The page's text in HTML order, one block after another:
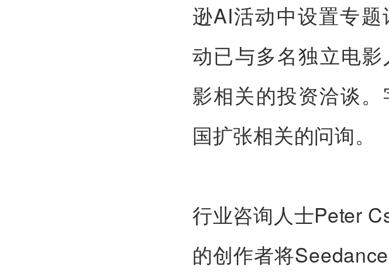
逊AI活动中设置专
动已与多名独立电
影相关的投资洽谈
国扩张相关的问询。
行业咨询人士Peter
的创作者将